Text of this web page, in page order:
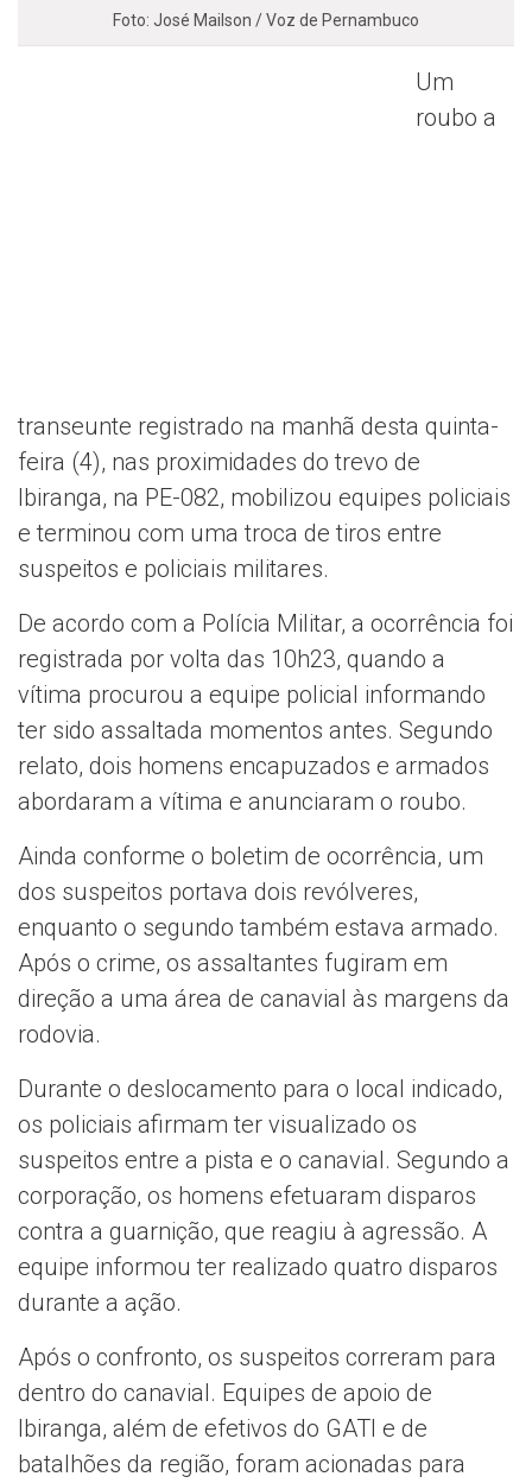
Foto: José Mailson / Voz de Pernambuco
Um
roubo a
transeunte registrado na manhã desta quinta-
feira (4), nas proximidades do trevo de
Ibiranga, na PE-082, mobilizou equipes policiais
e terminou com uma troca de tiros entre
suspeitos e policiais militares.
De acordo com a Polícia Militar, a ocorrência foi
registrada por volta das 10h23, quando a
vítima procurou a equipe policial informando
ter sido assaltada momentos antes. Segundo
relato, dois homens encapuzados e armados
abordaram a vítima e anunciaram o roubo.
Ainda conforme o boletim de ocorrência, um
dos suspeitos portava dois revólveres,
enquanto o segundo também estava armado.
Após o crime, os assaltantes fugiram em
direção a uma área de canavial às margens da
rodovia.
Durante o deslocamento para o local indicado,
os policiais afirmam ter visualizado os
suspeitos entre a pista e o canavial. Segundo a
corporação, os homens efetuaram disparos
contra a guarnição, que reagiu à agressão. A
equipe informou ter realizado quatro disparos
durante a ação.
Após o confronto, os suspeitos correram para
dentro do canavial. Equipes de apoio de
Ibiranga, além de efetivos do GATI e de
batalhões da região, foram acionadas para